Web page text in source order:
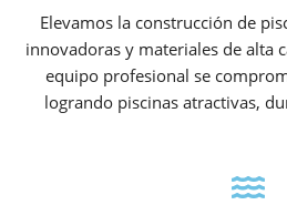
Elevamos la construcción de
innovadoras y materiales de alta
equipo profesional se
logrando piscinas atractivas,